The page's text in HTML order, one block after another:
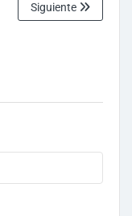
Siguiente